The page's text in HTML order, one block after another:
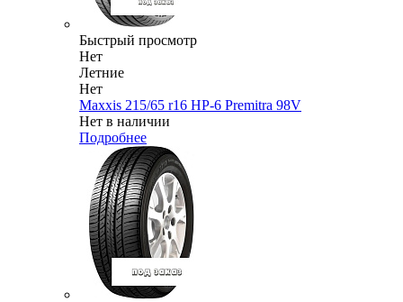
Быстрый просмотр
Нет
Летние
Нет
Maxxis 215/65 r16 HP-6 Premitra 98V
Нет в наличии
Подробнее